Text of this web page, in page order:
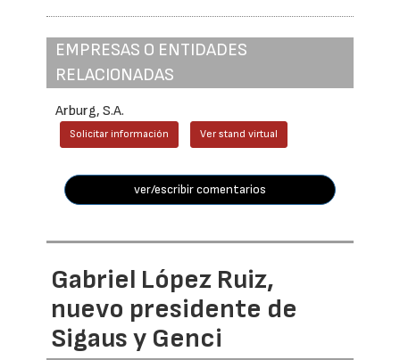
EMPRESAS O ENTIDADES
RELACIONADAS
Arburg, S.A.
Solicitar información Ver stand virtual
ver/escribir comentarios
Gabriel López Ruiz,
nuevo presidente de
Sigaus y Genci